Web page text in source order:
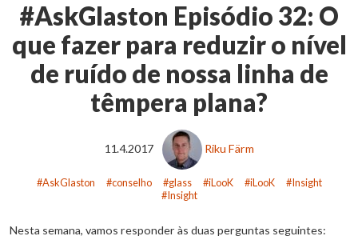
#AskGlaston Episódio 32: O
que fazer para reduzir o nível
de ruído de nossa linha de
têmpera plana?
11.4.2017 Riku Färm
AskGlaston conselho glass iLooK iLooK
Insight
Insight
Nesta semana, vamos responder às duas perguntas seguintes: